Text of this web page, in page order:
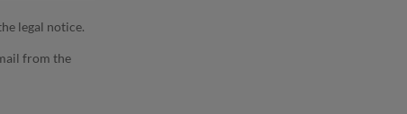
legal notice.
from the